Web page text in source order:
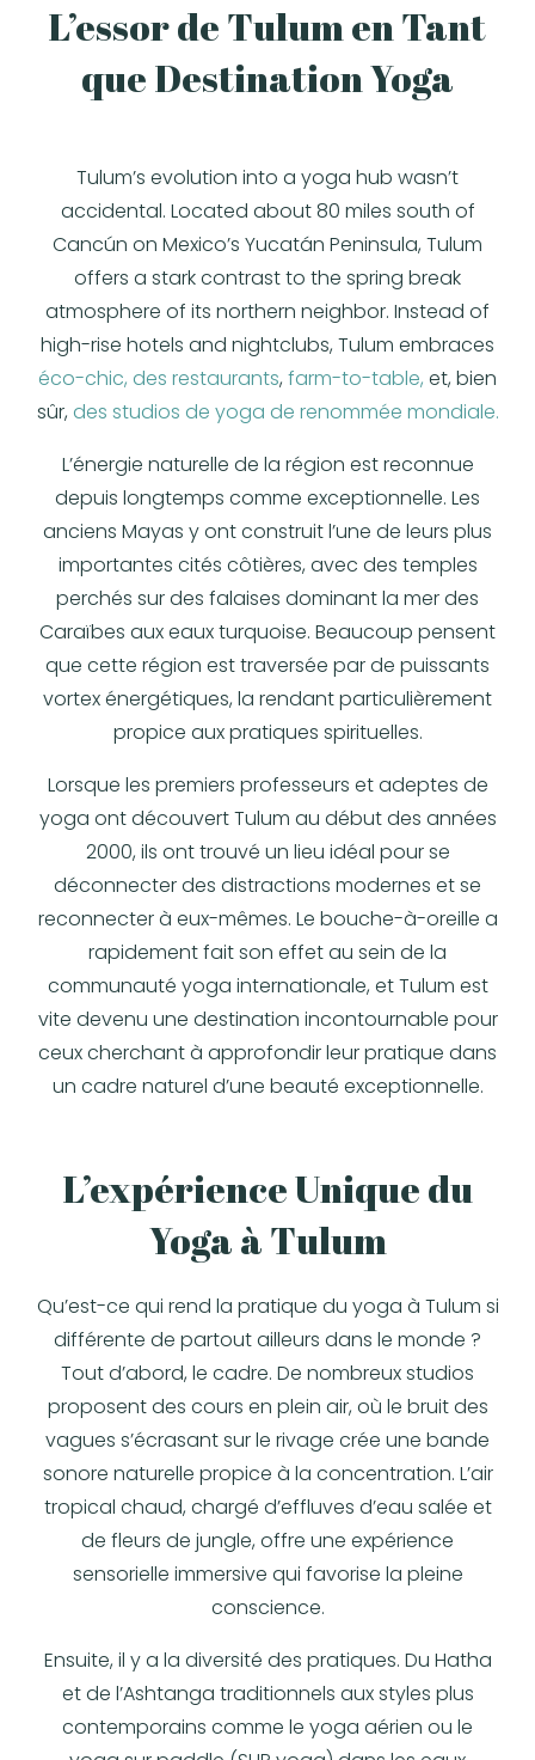
L’essor de Tulum en Tant
que Destination Yoga
Tulum’s evolution into a yoga hub wasn’t
accidental. Located about 80 miles south of
Cancún on Mexico’s Yucatán Peninsula, Tulum
offers a stark contrast to the spring break
atmosphere of its northern neighbor. Instead of
high-rise hotels and nightclubs, Tulum embraces
éco-chic, des restaurants, farm-to-table, et, bien
sûr, des studios de yoga de renommée mondiale.
L’énergie naturelle de la région est reconnue
depuis longtemps comme exceptionnelle. Les
anciens Mayas y ont construit l’une de leurs plus
importantes cités côtières, avec des temples
perchés sur des falaises dominant la mer des
Caraïbes aux eaux turquoise. Beaucoup pensent
que cette région est traversée par de puissants
vortex énergétiques, la rendant particulièrement
propice aux pratiques spirituelles.
Lorsque les premiers professeurs et adeptes de
yoga ont découvert Tulum au début des années
2000, ils ont trouvé un lieu idéal pour se
déconnecter des distractions modernes et se
reconnecter à eux-mêmes. Le bouche-à-oreille a
rapidement fait son effet au sein de la
communauté yoga internationale, et Tulum est
vite devenu une destination incontournable pour
ceux cherchant à approfondir leur pratique dans
un cadre naturel d’une beauté exceptionnelle.
L’expérience Unique du
Yoga à Tulum
Qu’est-ce qui rend la pratique du yoga à Tulum si
différente de partout ailleurs dans le monde ?
Tout d’abord, le cadre. De nombreux studios
proposent des cours en plein air, où le bruit des
vagues s’écrasant sur le rivage crée une bande
sonore naturelle propice à la concentration. L’air
tropical chaud, chargé d’effluves d’eau salée et
de fleurs de jungle, offre une expérience
sensorielle immersive qui favorise la pleine
conscience.
Ensuite, il y a la diversité des pratiques. Du Hatha
et de l’Ashtanga traditionnels aux styles plus
contemporains comme le yoga aérien ou le